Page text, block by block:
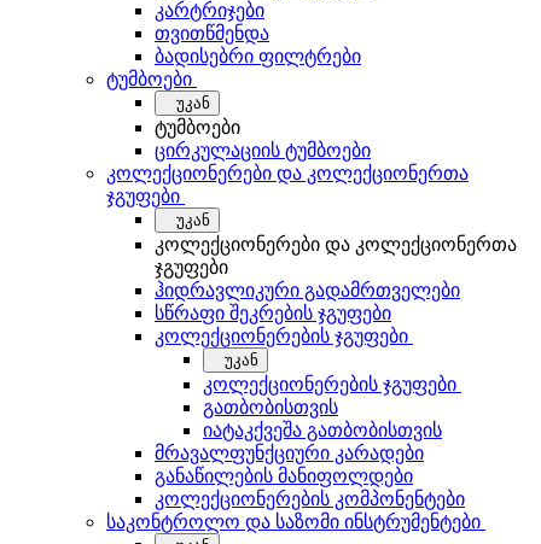
კარტრიჯები
თვითწმენდა
ბადისებრი ფილტრები
ტუმბოები
უკან
ტუმბოები
ცირკულაციის ტუმბოები
კოლექციონერები და კოლექციონერთა
ჯგუფები
უკან
კოლექციონერები და კოლექციონერთა
ჯგუფები
ჰიდრავლიკური გადამრთველები
სწრაფი შეკრების ჯგუფები
კოლექციონერების ჯგუფები
უკან
კოლექციონერების ჯგუფები
გათბობისთვის
იატაკქვეშა გათბობისთვის
მრავალფუნქციური კარადები
განაწილების მანიფოლდები
კოლექციონერების კომპონენტები
საკონტროლო და საზომი ინსტრუმენტები